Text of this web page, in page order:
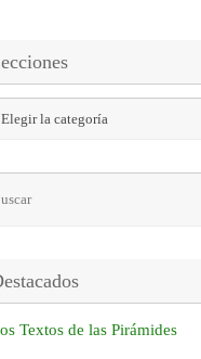
Textos de las Pirámides